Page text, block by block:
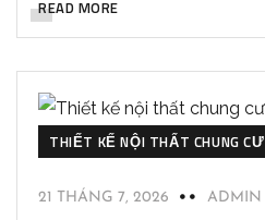
READ MORE
THIẾT KẾ NỘI THẤT CHUNG CƯ
21 THÁNG 7, 2026 ADMIN